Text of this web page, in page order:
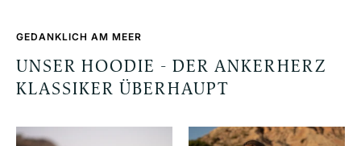
GEDANKLICH AM MEER
UNSER HOODIE - DER ANKERHERZ
KLASSIKER ÜBERHAUPT